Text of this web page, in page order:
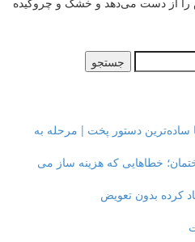
دستور پخت | مرحله به
خطاهایی که هزینه ساز می
کرده بدون تعویض